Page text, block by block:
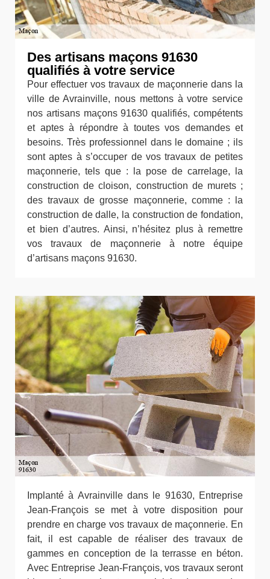
Des artisans maçons 91630
qualifiés à votre service
Pour effectuer vos travaux de maçonnerie dans la
ville de Avrainville, nous mettons à votre service
nos artisans maçons 91630 qualifiés, compétents
et aptes à répondre à toutes vos demandes et
besoins. Très professionnel dans le domaine ; ils
sont aptes à s’occuper de vos travaux de petites
maçonnerie, tels que : la pose de carrelage, la
construction de cloison, construction de murets ;
des travaux de grosse maçonnerie, comme : la
construction de dalle, la construction de fondation,
et bien d’autres. Ainsi, n’hésitez plus à remettre
vos travaux de maçonnerie à notre équipe
d’artisans maçons 91630.
Implanté à Avrainville dans le 91630, Entreprise
Jean-François se met à votre disposition pour
prendre en charge vos travaux de maçonnerie. En
fait, il est capable de réaliser des travaux de
gammes en conception de la terrasse en béton.
Avec Entreprise Jean-François, vos travaux seront